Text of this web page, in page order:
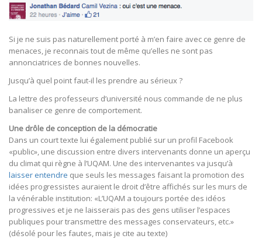
Si je ne suis pas naturellement porté à m’en faire avec ce genre de
menaces, je reconnais tout de même qu’elles ne sont pas
annonciatrices de bonnes nouvelles.
Jusqu’à quel point faut-il les prendre au sérieux ?
La lettre des professeurs d’université nous commande de ne plus
banaliser ce genre de comportement.
Une drôle de conception de la démocratie
Dans un court texte lui également publié sur un profil Facebook
«public», une discussion entre divers intervenants donne un aperçu
du climat qui règne à l’UQAM. Une des intervenantes va jusqu’à
laisser entendre que seuls les messages faisant la promotion des
idées progressistes auraient le droit d’être affichés sur les murs de
la vénérable institution: «L’UQAM a toujours portée des idéos
progressives et je ne laisserais pas des gens utiliser l’espaces
publiques pour transmettre des messages conservateurs, etc.»
(désolé pour les fautes, mais je cite au texte)